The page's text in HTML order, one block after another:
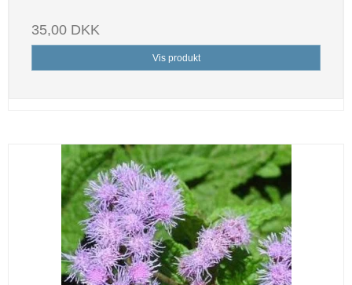
35,00 DKK
Vis produkt